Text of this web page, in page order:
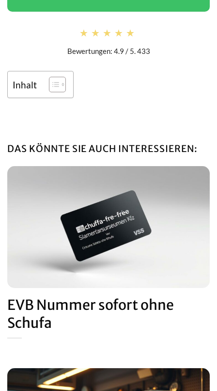
★★★★★
★★★★★
Bewertungen: 4.9 / 5. 433
Inhalt
DAS KÖNNTE SIE AUCH INTERESSIEREN:
EVB Nummer sofort ohne
Schufa